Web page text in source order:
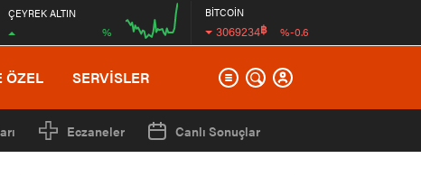
ÇEYREK ALTIN
%
BİTCOİN
3069234฿ %-0.6
ÖZEL SERVİSLER
Eczaneler Canlı Sonuçlar